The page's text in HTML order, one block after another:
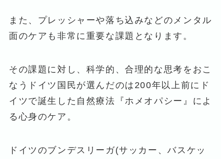
また、プレッシャーや落ち込みなどのメンタル
面のケアも非常に重要な課題となります。
その課題に対し、科学的、合理的な思考をおこ
なうドイツ国民が選んだのは200年以上前にド
イツで誕生した自然療法『ホメオパシー』によ
る心身のケア。
ドイツのブンデスリーガ(サッカー、バスケッ